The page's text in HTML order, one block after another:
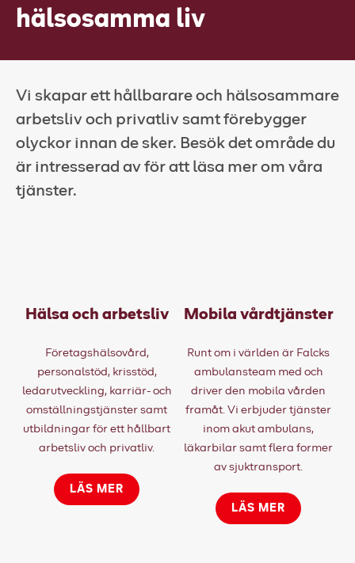
Jobba på Falck
Falck websites
Pressrum
hälsosamma liv
Vi skapar ett hållbarare och hälsosammare
arbetsliv och privatliv samt förebygger
olyckor innan de sker. Besök det område du
är intresserad av för att läsa mer om våra
tjänster.
Hälsa och arbetsliv
Företagshälsovård,
personalstöd, krisstöd,
ledarutveckling, karriär- och
omställningstjänster samt
utbildningar för ett hållbart
arbetsliv och privatliv.
LÄS MER
Mobila vårdtjänster
Runt om i världen är Falcks
ambulansteam med och
driver den mobila vården
framåt. Vi erbjuder tjänster
inom akut ambulans,
läkarbilar samt flera former
av sjuktransport.
LÄS MER